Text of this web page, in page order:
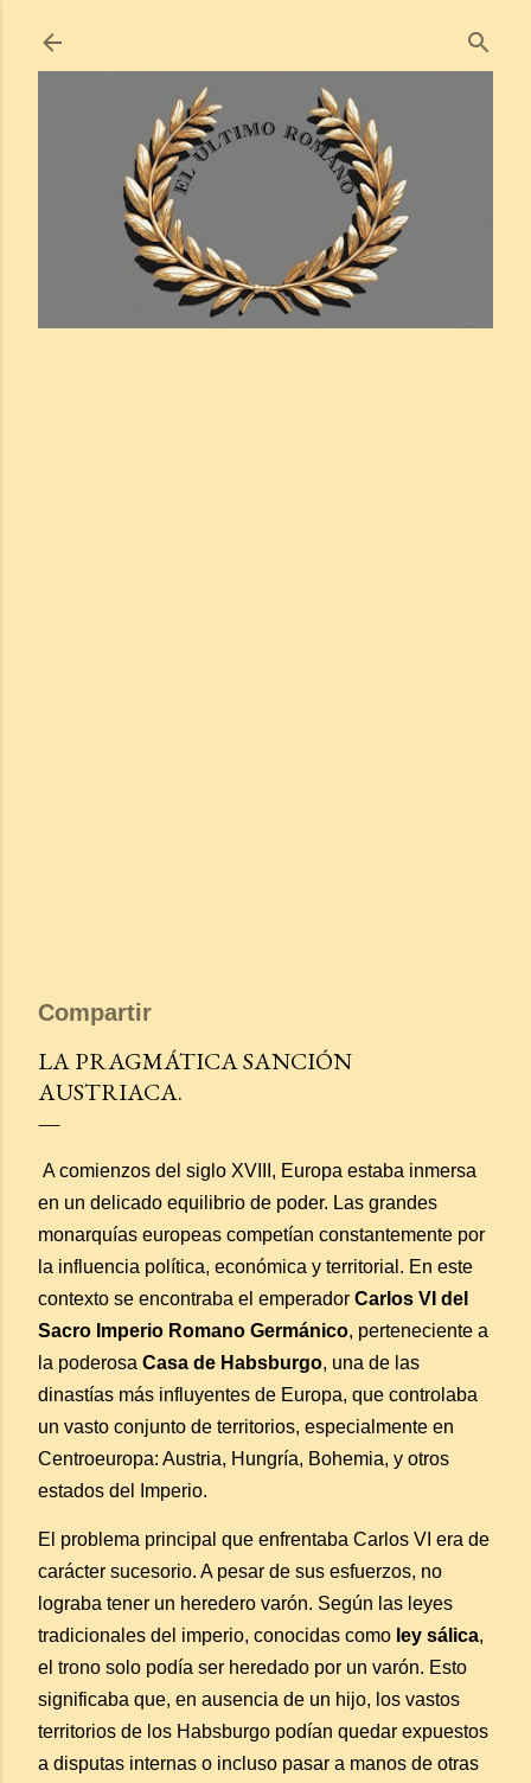
Compartir
LA PRAGMÁTICA SANCIÓN
AUSTRIACA.
A comienzos del siglo XVIII, Europa estaba inmersa
en un delicado equilibrio de poder. Las grandes
monarquías europeas competían constantemente por
la influencia política, económica y territorial. En este
contexto se encontraba el emperador Carlos VI del
Sacro Imperio Romano Germánico, perteneciente a
la poderosa Casa de Habsburgo, una de las
dinastías más influyentes de Europa, que controlaba
un vasto conjunto de territorios, especialmente en
Centroeuropa: Austria, Hungría, Bohemia, y otros
estados del Imperio.
El problema principal que enfrentaba Carlos VI era de
carácter sucesorio. A pesar de sus esfuerzos, no
lograba tener un heredero varón. Según las leyes
tradicionales del imperio, conocidas como ley sálica,
el trono solo podía ser heredado por un varón. Esto
significaba que, en ausencia de un hijo, los vastos
territorios de los Habsburgo podían quedar expuestos
a disputas internas o incluso pasar a manos de otras